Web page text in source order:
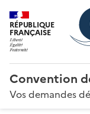
RÉPUBLIQUE
FRANÇAISE
Convention
Vos demandes